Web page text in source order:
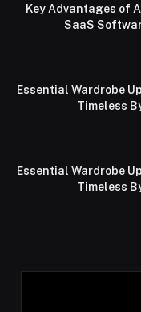
Key Advantages of
SaaS
Essential Wardrobe
Timeless
Essential Wardrobe
Timeless